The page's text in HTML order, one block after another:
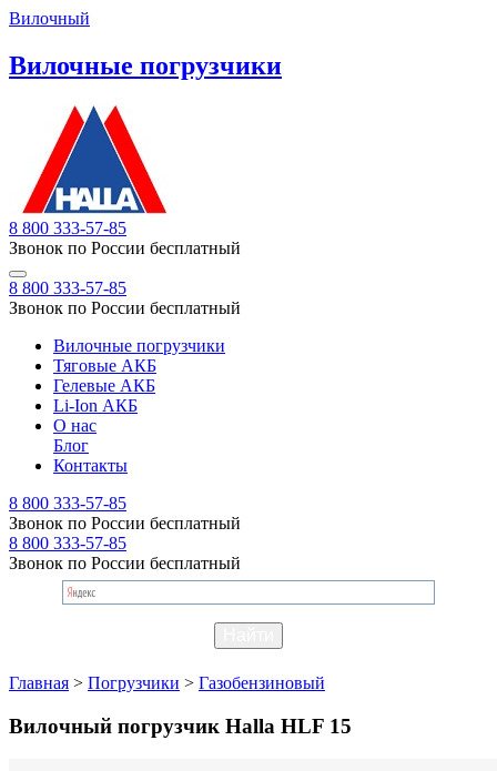
Вилочный
Вилочные погрузчики
8 800 333-57-85
Звонок по России бесплатный
8 800 333-57-85
Звонок по России бесплатный
Вилочные погрузчики
Тяговые АКБ
Гелевые АКБ
Li-Ion АКБ
О нас
Блог
Контакты
8 800 333-57-85
Звонок по России бесплатный
8 800 333-57-85
Звонок по России бесплатный
Главная > Погрузчики > Газобензиновый
Вилочный погрузчик Halla HLF 15